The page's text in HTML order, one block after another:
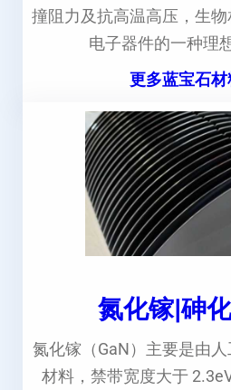
撞阻力及抗高温高压，生
电子器件的一种理
更多蓝宝石
氮化镓|砷
氮化镓（GaN）主要是由
材料，禁带宽度大于